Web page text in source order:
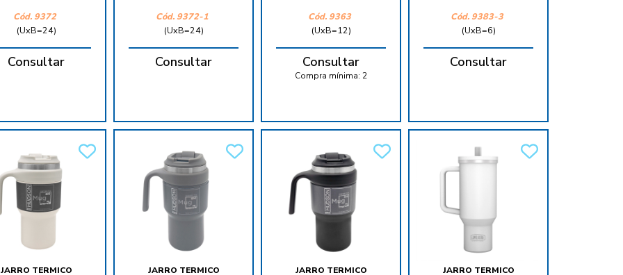
Cód. 9372
(UxB=24)
Consultar
Cód. 9372-1
(UxB=24)
Consultar
Cód. 9363
(UxB=12)
Consultar
Compra mínima: 2
Cód. 9383-3
(UxB=6)
Consultar
JARRO TERMICO
JARRO TERMICO
JARRO TERMICO
JARRO TERMICO